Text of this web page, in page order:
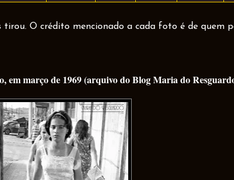
O crédito mencionado a cada foto é de quem
em março de 1969 (arquivo do Blog Maria do